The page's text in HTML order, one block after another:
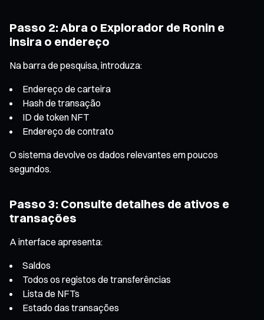
Passo 2: Abra o Explorador de Ronin e
insira o endereço
Na barra de pesquisa, introduza:
Endereço de carteira
Hash de transação
ID de token NFT
Endereço de contrato
O sistema devolve os dados relevantes em poucos
segundos.
Passo 3: Consulte detalhes de ativos e
transações
A interface apresenta:
Saldos
Todos os registos de transferências
Lista de NFTs
Estado das transações